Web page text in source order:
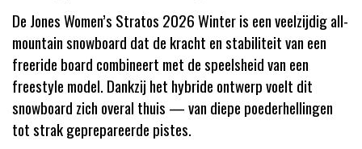
De Jones Women’s Stratos 2026 Winter is een veelzijdig all-
mountain snowboard dat de kracht en stabiliteit van een
freeride board combineert met de speelsheid van een
freestyle model. Dankzij het hybride ontwerp voelt dit
snowboard zich overal thuis — van diepe poederhellingen
tot strak geprepareerde pistes.